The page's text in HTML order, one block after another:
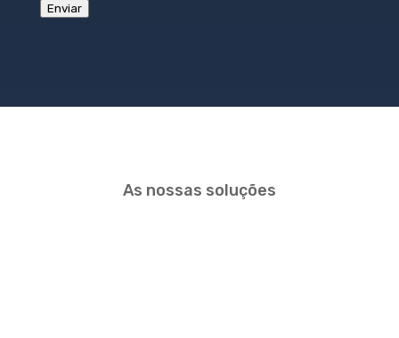
Enviar
As nossas soluções